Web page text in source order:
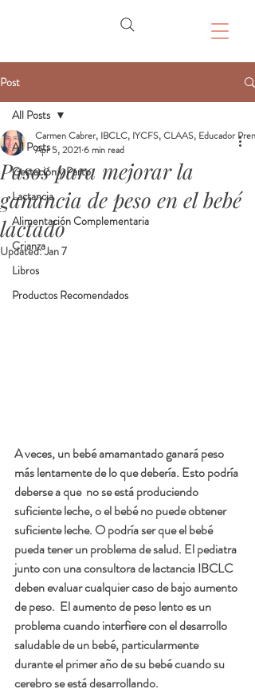
Post
All Posts
Gestación y Parto
Lactancia
Alimentación Complementaria
Crianza
Libros
Productos Recomendados
All Posts
Pasos para mejorar la
ganancia de peso en el bebé
lactado
Carmen Cabrer, IBCLC, IYCFS, CLAAS, Educador
Apr 5, 2021 6 min read
Updated:Jan 7
A veces, un bebé amamantado ganará peso
más lentamente de lo que debería. Esto podría
deberse a que  no se está produciendo
suficiente leche, o el bebé no puede obtener
suficiente leche. O podría ser que el bebé
pueda tener un problema de salud. El pediatra
junto con una consultora de lactancia IBCLC
deben evaluar cualquier caso de bajo aumento
de peso.  El aumento de peso lento es un
problema cuando interfiere con el desarrollo
saludable de un bebé, particularmente
durante el primer año de su bebé cuando su
cerebro se está desarrollando.